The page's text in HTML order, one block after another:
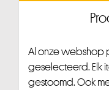
Al onze webshop
geselecteerd. Elk
gestoomd. Ook